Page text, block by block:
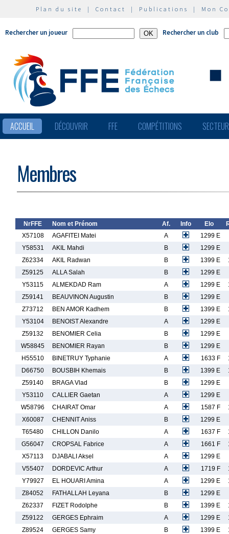
Plan du site | Contact | Publications | Mon
Rechercher un joueur Rechercher un club
ACCUEIL DÉCOUVRIR FFE COMPÉTITIONS
Membres
NrFFE Nom et Prénom Af. Info Elo
X57108
AGAFITEI Matei A
1299 E
Y58531
AKIL Mahdi B
1299 E
Z62334
AKIL Radwan B 1399 E
Z59125
ALLA Salah B
1299 E
Y53115
ALMEKDAD Ram A 1299 E
Z59141
BEAUVINON Augustin B
1299 E
Z73712
BEN AMOR Kadhem B 1399 E
Y53104
BENOIST Alexandre A
1299 E
Z59132
BENOMIER Celia B
1299 E
W58845
BENOMIER Rayan B
1299 E
H55510
BINETRUY Typhanie A 1633 F
D66750
BOUSBIH Khemais B 1399 E
Z59140
BRAGA Vlad B
1299 E
Y53110
CALLIER Gaetan A
1299 E
W58796
CHAIRAT Omar A 1587 F
X60087
CHENNIT Aniss B
1299 E
T65480
CHILLON Danilo A 1637 F
G56047
CROPSAL Fabrice A 1661 F
X57113
DJABALI Aksel A
1299 E
V55407
DORDEVIC Arthur A 1719 F
Y79927
EL HOUARI Amina A 1299 E
Z84052
FATHALLAH Leyana B
1299 E
Z62337
FIZET Rodolphe B 1399 E
Z59122
GERGES Ephraim A 1299 E
Z89524
GERGES Samy B 1399 E